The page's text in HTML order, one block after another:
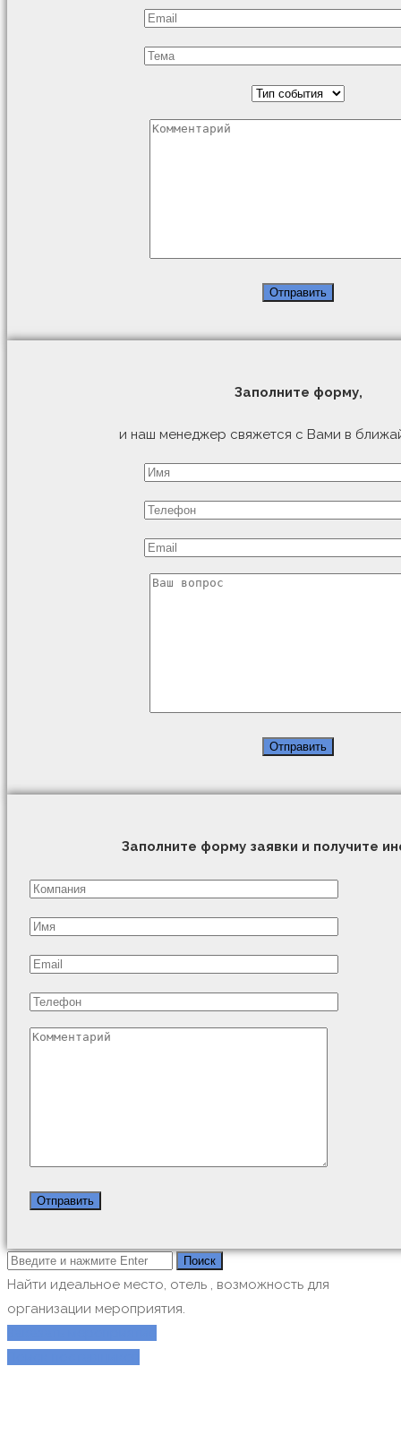
Заполните форму,
и наш менеджер свяжется с Вами в
Заполните форму заявки и получите
Найти идеальное место, отель , возможность для
организации мероприятия.